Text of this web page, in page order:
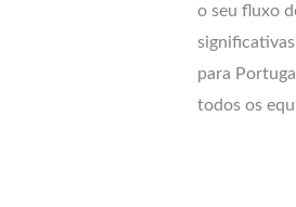
o seu fluxo
para
todos os